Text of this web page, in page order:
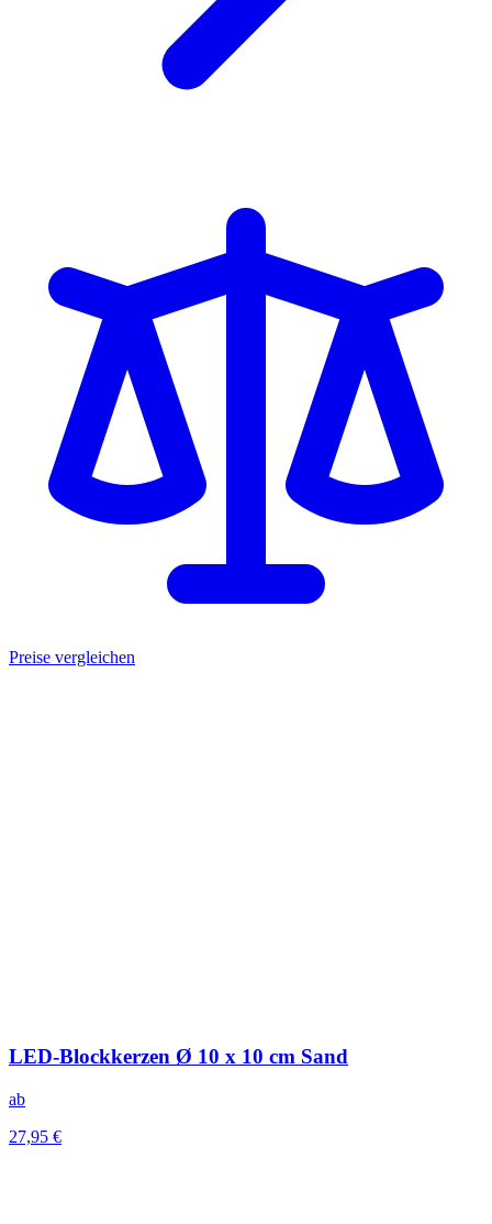
Preise vergleichen
LED-Blockkerzen Ø 10 x 10 cm Sand
ab
27,95 €